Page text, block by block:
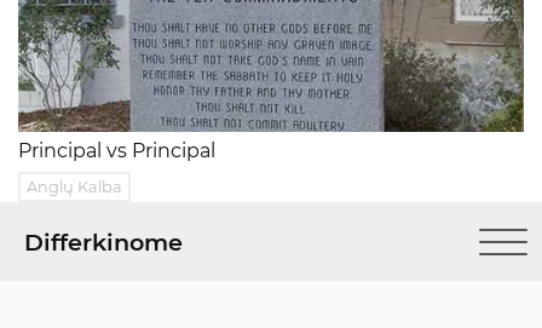
Principal vs Principal
Anglų Kalba
Differkinome